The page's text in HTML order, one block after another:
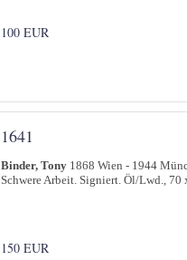
100 EUR
1641
Binder, Tony 1868 Wien - 1944
Schwere Arbeit. Signiert. Öl/Lwd., 70
150 EUR